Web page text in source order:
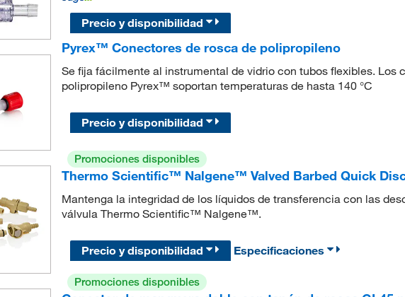
Precio y disponibilidad
Pyrex™ Conectores de rosca de polipropileno
Se fija fácilmente al instrumental de vidrio con tubos flexibles. Los
polipropileno Pyrex™ soportan temperaturas de hasta 140 °C
Precio y disponibilidad
Promociones disponibles
Thermo Scientific™ Nalgene™ Valved Barbed Quick
Mantenga la integridad de los líquidos de transferencia con las
válvula Thermo Scientific™ Nalgene™.
Precio y disponibilidad Especificaciones
Promociones disponibles